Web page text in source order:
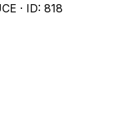
· ID: 818